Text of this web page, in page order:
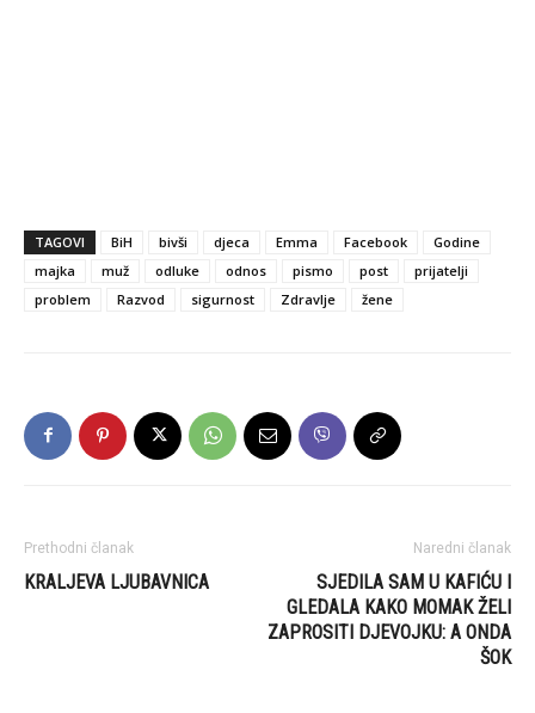
TAGOVI BiH bivši djeca Emma Facebook
Godine
majka
muž odluke odnos pismo post
prijatelji
problem
Razvod sigurnost Zdravlje žene
Prethodni članak
KRALJEVA LJUBAVNICA
Naredni članak
SJEDILA SAM U KAFIĆU I
GLEDALA KAKO MOMAK ŽELI
ZAPROSITI DJEVOJKU: A ONDA
ŠOK